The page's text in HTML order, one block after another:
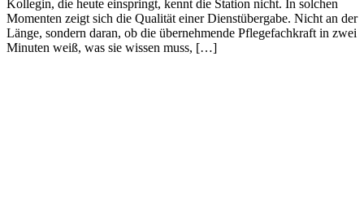
Kollegin, die heute einspringt, kennt die Station nicht. In solchen
Momenten zeigt sich die Qualität einer Dienstübergabe. Nicht an der
Länge, sondern daran, ob die übernehmende Pflegefachkraft in zwei
Minuten weiß, was sie wissen muss, […]